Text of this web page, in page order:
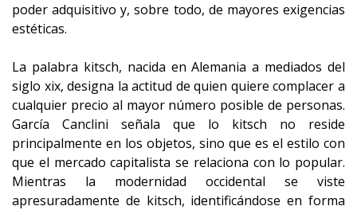
poder adquisitivo y, sobre todo, de mayores exigencias
estéticas.
La palabra kitsch, nacida en Alemania a mediados del
siglo xix, designa la actitud de quien quiere complacer a
cualquier precio al mayor número posible de personas.
García Canclini señala que lo kitsch no reside
principalmente en los objetos, sino que es el estilo con
que el mercado capitalista se relaciona con lo popular.
Mientras la modernidad occidental se viste
apresuradamente de kitsch, identificándose en forma